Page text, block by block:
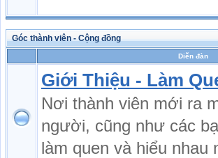
Góc thành viên - Cộng đồng
Diễn đàn
Giới Thiệu - Làm
Nơi thành viên mới ra
người, cũng như các
làm quen và hiểu nhau